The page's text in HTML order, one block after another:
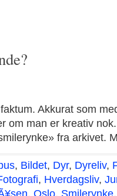
Akkurat som
om man er kreativ
fra arkivet.
, Bildet, Dyr, Dyreliv,
, Hverdagsliv,
, Oslo, Smilerynke